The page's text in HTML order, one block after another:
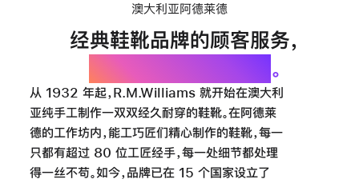
澳大利亚阿德莱德
经典鞋靴品牌的顾客服务，
因 iPhone 步入新高 。
从 1932 年起，R.M.Williams 就开始在澳大利
亚纯手工制作一双双经久耐穿的鞋靴。在阿德莱
德的工作坊内，能工巧匠们精心制作的鞋靴，每一
只都有超过 80 位工匠经手，每一处细节都处理
得一丝不苟。如今，品牌已在 15 个国家设立了